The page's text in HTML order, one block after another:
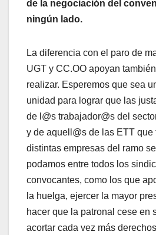
de la negociación del
ningún lado.
La diferencia con el paro de
UGT y CC.OO apoyan
realizar. Esperemos que sea
unidad para lograr que las
de l@s trabajador@s del
y de aquell@s de las ETT que
distintas empresas del ramo
podamos entre todos los
convocantes, como los que
la huelga, ejercer la mayor
hacer que la patronal cese en
acortar cada vez más